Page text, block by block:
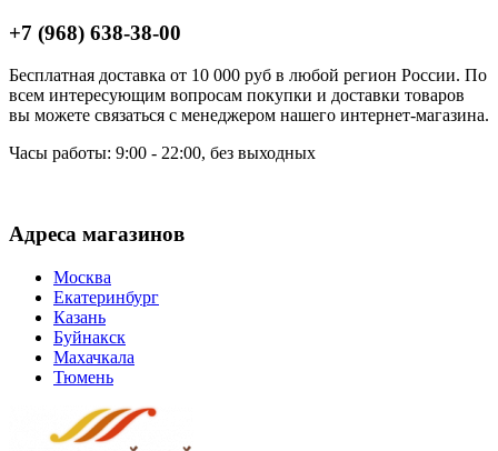
+7 (968) 638-38-00
Бесплатная доставка от 10 000 руб в любой регион России. По
всем интересующим вопросам покупки и доставки товаров
вы можете связаться с менеджером нашего интернет-магазина.
Часы работы: 9:00 - 22:00, без выходных
Адреса магазинов
Москва
Екатеринбург
Казань
Буйнакск
Махачкала
Тюмень